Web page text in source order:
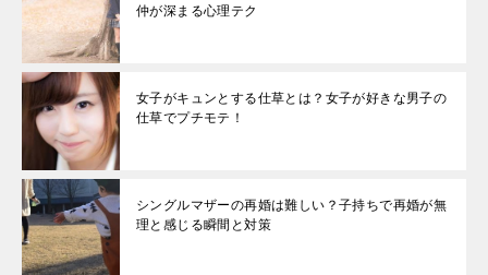
仲が深まる心理テク
女子がキュンとする仕草とは？女子が好きな男子の
仕草でプチモテ！
シングルマザーの再婚は難しい？子持ちで再婚が無
理と感じる瞬間と対策